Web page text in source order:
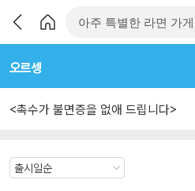
오르셍
<촉수가 불면증을 없애 드립니다>